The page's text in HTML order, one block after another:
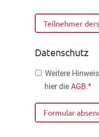
Teilnehmer
Datenschutz
Weitere
hier die AGB.*
Formular